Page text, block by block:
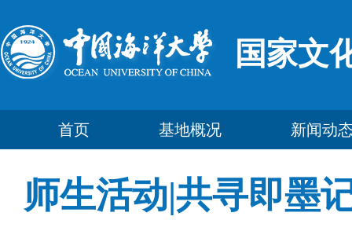
国家文
首页 基地概况 新闻动
师生活动|共寻即墨